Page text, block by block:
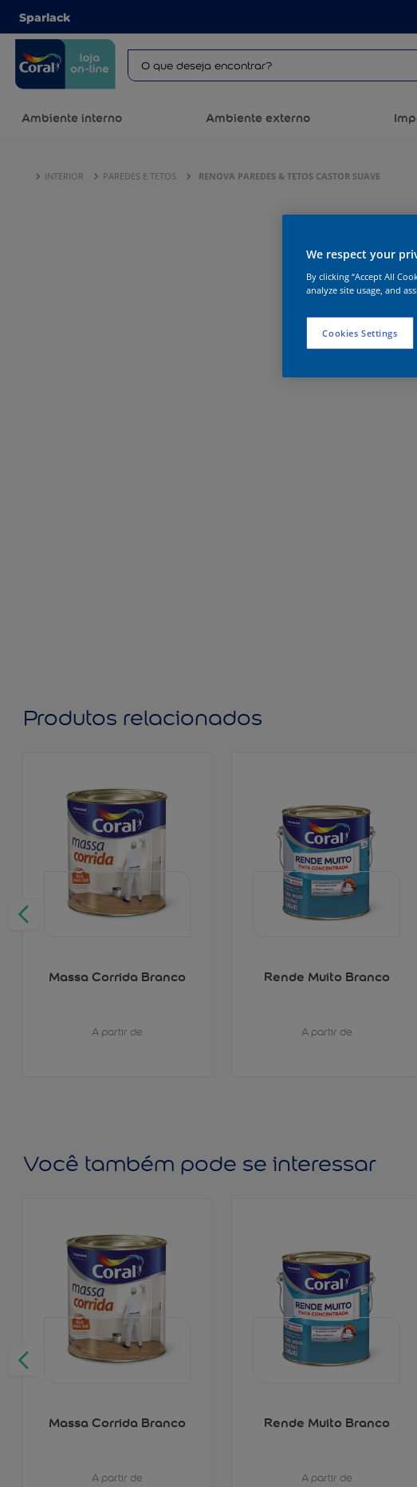
Sparlack
Ambiente interno Ambiente externo
INTERIOR PAREDES E TETOS RENOVA PAREDES & TETOS CASTOR SUAVE
Produtos relacionados
Massa Corrida Branco
A partir de
Rende Muito Branco
A partir de
Você também pode se interessar
Massa Corrida Branco
A partir de
Rende Muito Branco
A partir de
We respect your
By clicking “Accept All
analyze site usage, and
Cookies Settings